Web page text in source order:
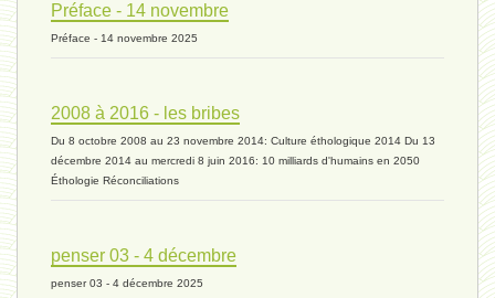
univers 11 - 28 mars 2024*
Préface - 14 novembre
Préface - 14 novembre 2025
2008 à 2016 - les bribes
Du 8 octobre 2008 au 23 novembre 2014: Culture éthologique 2014 Du 13
décembre 2014 au mercredi 8 juin 2016: 10 milliards d'humains en 2050
Éthologie Réconciliations
penser 03 - 4 décembre
penser 03 - 4 décembre 2025